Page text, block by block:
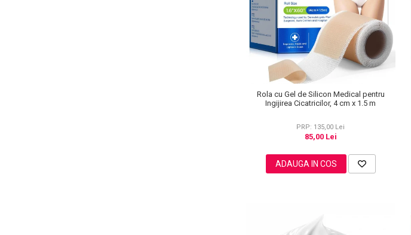
Rola cu Gel de Silicon Medical pentru
Ingijirea Cicatricilor, 4 cm x 1.5 m
PRP: 135,00 Lei
85,00 Lei
ADAUGA IN COS